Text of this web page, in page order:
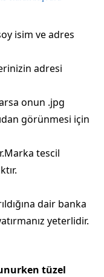
isim ve adres
adresi
onun .jpg
görünmesi için
tescil
dair banka
yeterlidir.
tüzel